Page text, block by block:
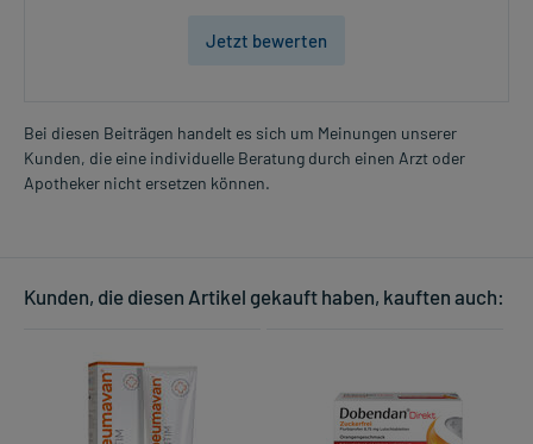
Jetzt bewerten
Bei diesen Beiträgen handelt es sich um Meinungen unserer
Kunden, die eine individuelle Beratung durch einen Arzt oder
Apotheker nicht ersetzen können.
Kunden, die diesen Artikel gekauft haben, kauften auch: